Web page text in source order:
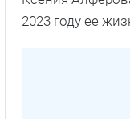
2023 году ее